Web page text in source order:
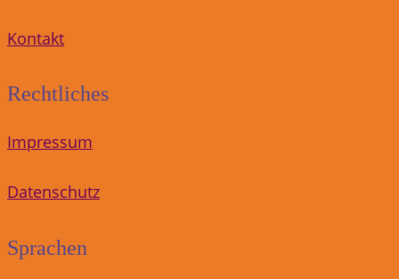
Kontakt
Rechtliches
Impressum
Datenschutz
Sprachen